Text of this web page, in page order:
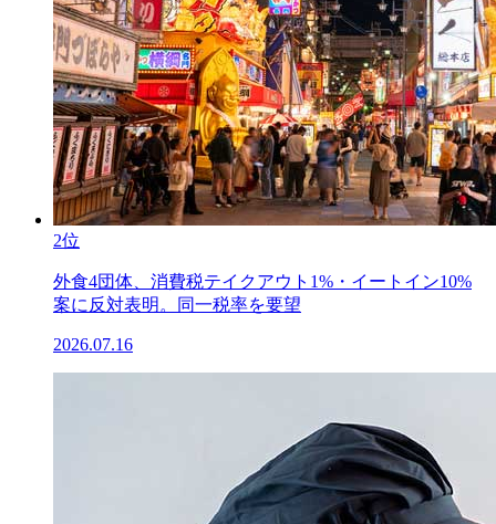
2位
外食4団体、消費税テイクアウト1%・イートイン10%
案に反対表明。同一税率を要望
2026.07.16